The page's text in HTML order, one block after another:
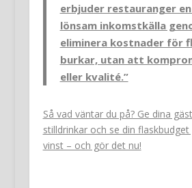
erbjuder restauranger
lönsam inkomstkälla
eliminera kostnader för
burkar, utan att
eller kvalité.”
Så vad väntar du på? Ge dina
stilldrinkar och se din
vinst – och gör det nu!